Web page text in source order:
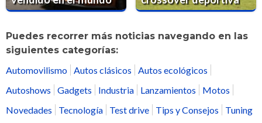
Puedes recorrer más noticias navegando en las
siguientes categorías:
Automovilismo
Autos clásicos
Autos ecológicos
Autoshows
Gadgets Industria Lanzamientos
Motos
Novedades
Tecnología Test drive Tips y Consejos Tuning